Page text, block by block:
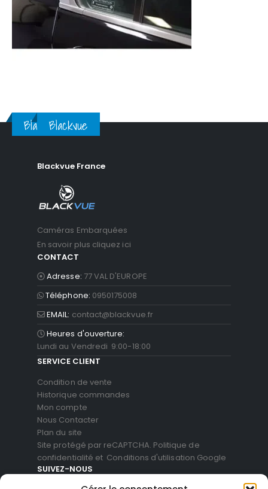
BlackvueBlackvue
Blackvue France
Caméras Embarquées
En savoir plus cliquez ici
CONTACT
Adresse: 77 VAL D'EUROPE
Téléphone: 0950175008
EMAIL: contact@blackvue.fr
Heures d'ouverture:
Lundi au Vendredi 9:00-18:00
SERVICE CLIENT
Condition de vente
Historique commandes
Mon compte
Nous Contacter
Plan du site
Site protégé par reCAPTCHA. Politique de
confidentialité et Conditions d'utilisation Google
SUIVEZ-NOUS